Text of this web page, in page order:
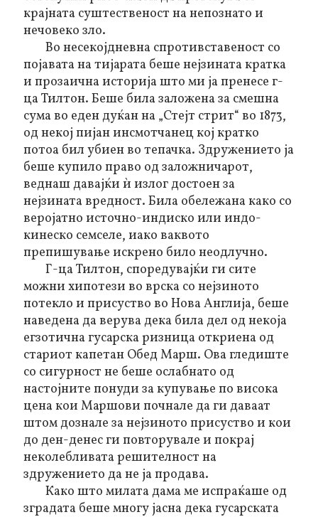
крајната суштественост на непознато и
нечовеко зло.
Во несекојдневна спротивставеност со
појавата на тијарата беше нејзината кратка
и прозаична историја што ми ја пренесе г-
ца Тилтон. Беше била заложена за смешна
сума во еден дуќан на „Стејт стрит“ во 1873,
од некој пијан инсмотчанец кој кратко
потоа бил убиен во тепачка. Здружението ја
беше купило право од заложничарот,
веднаш давајќи ѝ излог достоен за
нејзината вредност. Била обележана како со
веројатно источно-индиско или индо-
кинеско семселе, иако ваквото
препишување искрено било неодлучно.
Г-ца Тилтон, споредувајќи ги сите
можни хипотези во врска со нејзиното
потекло и присуство во Нова Англија, беше
наведена да верува дека била дел од некоја
егзотична гусарска ризница откриена од
стариот капетан Обед Марш. Ова гледиште
со сигурност не беше ослабнато од
настојните понуди за купување по висока
цена кои Маршови почнале да ги даваат
штом дознале за нејзиното присуство и кои
до ден-денес ги повторувале и покрај
неколебливата решителност на
здружението да не ја продава.
Како што милата дама ме испраќаше од
зградата беше многу јасна дека гусарската